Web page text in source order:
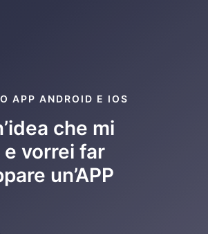
APP ANDROID E IOS
che mi
e vorrei far
un’APP